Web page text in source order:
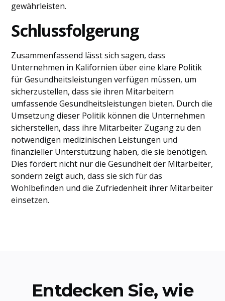
gewährleisten.
Schlussfolgerung
Zusammenfassend lässt sich sagen, dass
Unternehmen in Kalifornien über eine klare Politik
für Gesundheitsleistungen verfügen müssen, um
sicherzustellen, dass sie ihren Mitarbeitern
umfassende Gesundheitsleistungen bieten. Durch die
Umsetzung dieser Politik können die Unternehmen
sicherstellen, dass ihre Mitarbeiter Zugang zu den
notwendigen medizinischen Leistungen und
finanzieller Unterstützung haben, die sie benötigen.
Dies fördert nicht nur die Gesundheit der Mitarbeiter,
sondern zeigt auch, dass sie sich für das
Wohlbefinden und die Zufriedenheit ihrer Mitarbeiter
einsetzen.
Entdecken Sie, wie